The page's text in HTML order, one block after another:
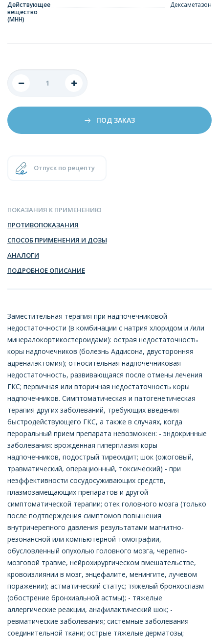
Действующее
вещество
(МНН)
Дексаметазон
ПОД ЗАКАЗ
Отпуск по рецепту
ПОКАЗАНИЯ К ПРИМЕНЕНИЮ
ПРОТИВОПОКАЗАНИЯ
СПОСОБ ПРИМЕНЕНИЯ И ДОЗЫ
АНАЛОГИ
ПОДРОБНОЕ ОПИСАНИЕ
Заместительная терапия при надпочечниковой
недостаточности (в комбинации с натрия хлоридом и /или
минералокортикостероидами): острая недостаточность
коры надпочечников (болезнь Аддисона, двусторонняя
адреналэктомия); относительная надпочечниковая
недостаточность, развивающаяся после отмены лечения
ГКС; первичная или вторичная недостаточность коры
надпочечников. Симптоматическая и патогенетическая
терапия других заболеваний, требующих введения
быстродействующего ГКС, а также в случаях, когда
пероральный прием препарата невозможен: - эндокринные
заболевания: врожденная гиперплазия коры
надпочечников, подострый тиреоидит; шок (ожоговый,
травматический, операционный, токсический) - при
неэффективности сосудосуживающих средств,
плазмозамещающих препаратов и другой
симптоматической терапии; отек головного мозга (только
после подтверждения симптомов повышения
внутричерепного давления результатами магнитно-
резонансной или компьютерной томографии,
обусловленный опухолью головного мозга, черепно-
мозговой травме, нейрохирургическом вмешательстве,
кровоизлиянии в мозг, энцефалите, менингите, лучевом
поражении); астматический статус; тяжелый бронхоспазм
(обострение бронхиальной астмы); - тяжелые
аллергические реакции, анафилактический шок; -
ревматические заболевания; системные заболевания
соединительной ткани; острые тяжелые дерматозы;